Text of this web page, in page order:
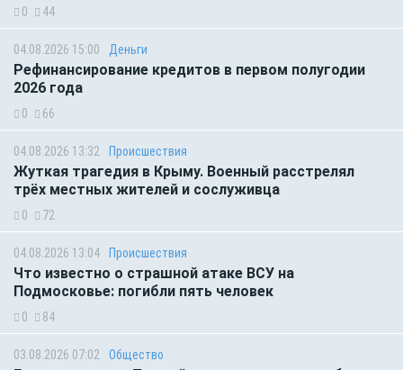
0 44
04.08.2026 15:00 Деньги
Рефинансирование кредитов в первом полугодии
2026 года
0 66
04.08.2026 13:32 Происшествия
Жуткая трагедия в Крыму. Военный расстрелял
трёх местных жителей и сослуживца
0 72
04.08.2026 13:04 Происшествия
Что известно о страшной атаке ВСУ на
Подмосковье: погибли пять человек
0 84
03.08.2026 07:02 Общество